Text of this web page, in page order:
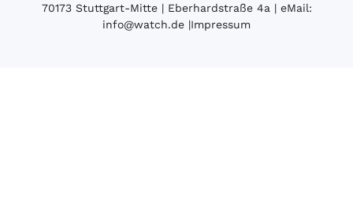
70173 Stuttgart-Mitte | Eberhardstraße 4a | eMail:
info@watch.de |Impressum